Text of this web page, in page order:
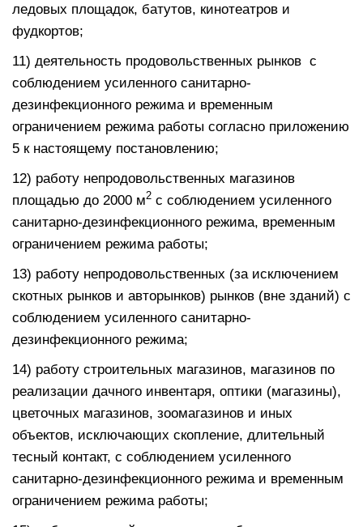
ледовых площадок, батутов, кинотеатров и
фудкортов;
11) деятельность продовольственных рынков с
соблюдением усиленного санитарно-
дезинфекционного режима и временным
ограничением режима работы согласно приложению
5 к настоящему постановлению;
12) работу непродовольственных магазинов
площадью до 2000 м2 с соблюдением усиленного
санитарно-дезинфекционного режима, временным
ограничением режима работы;
13) работу непродовольственных (за исключением
скотных рынков и авторынков) рынков (вне зданий) с
соблюдением усиленного санитарно-
дезинфекционного режима;
14) работу строительных магазинов, магазинов по
реализации дачного инвентаря, оптики (магазины),
цветочных магазинов, зоомагазинов и иных
объектов, исключающих скопление, длительный
тесный контакт, с соблюдением усиленного
санитарно-дезинфекционного режима и временным
ограничением режима работы;